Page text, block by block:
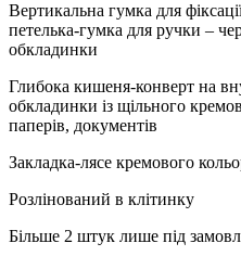
Вертикальна гумка для
петелька-гумка для ручки –
обкладинки
Глибока кишеня-конверт на
обкладинки із щільного
паперів, документів
Закладка-лясе кремового
Розлінований в клітинку
Більше 2 штук лише під